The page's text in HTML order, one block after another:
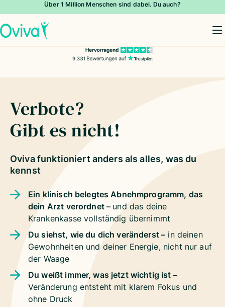
Über 1 Million Menschen sind dabei. Du auch?
Verbote?
Gibt es nicht!
Oviva funktioniert anders als alles, was du
kennst
Ein klinisch belegtes Abnehmprogramm, das
dein Arzt verordnet – und das deine
Krankenkasse vollständig übernimmt
Du siehst, wie du dich veränderst – in deinen
Gewohnheiten und deiner Energie, nicht nur auf
der Waage
Du weißt immer, was jetzt wichtig ist –
Veränderung entsteht mit klarem Fokus und
ohne Druck